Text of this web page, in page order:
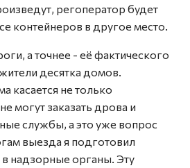
регоператор будет
контейнеров в другое место.
а точнее - её фактического
десятка домов.
касается не только
могут заказать дрова и
службы, а это уже вопрос
выезда я подготовил
в надзорные органы. Эту